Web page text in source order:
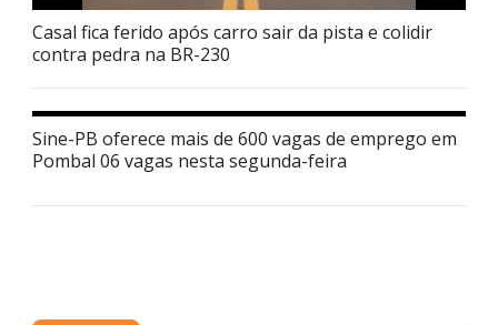
Casal fica ferido após carro sair da pista e colidir
contra pedra na BR-230
Sine-PB oferece mais de 600 vagas de emprego em
Pombal 06 vagas nesta segunda-feira